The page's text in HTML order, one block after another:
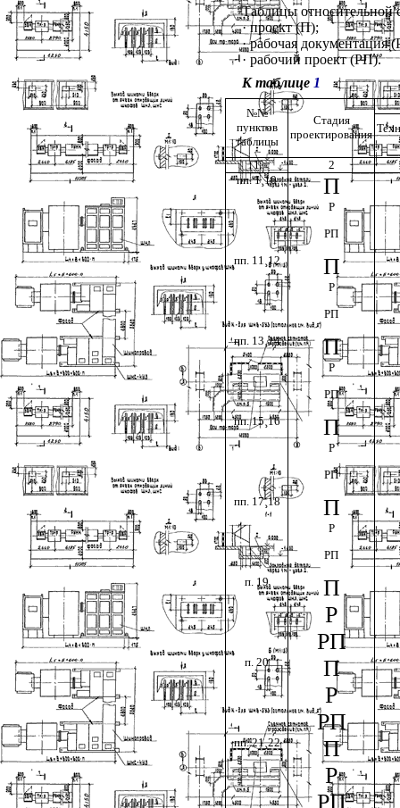
Таблицы относительной
·проект (П);
· рабочая документация
· рабочий проект (РП).
К таблице 1
№№
пунктов
таблицы
Стадия
проектирования
1
2
пп. 1¸10 П
Р
РП
пп. 11¸12 П
Р
РП
пп. 13¸14 П
Р
РП
пп. 15¸16 П
Р
РП
пп. 17¸18 П
Р
РП
п. 19
П
Р
РП
п. 20
П
Р
РП
пп. 21¸22
П
Р
РП